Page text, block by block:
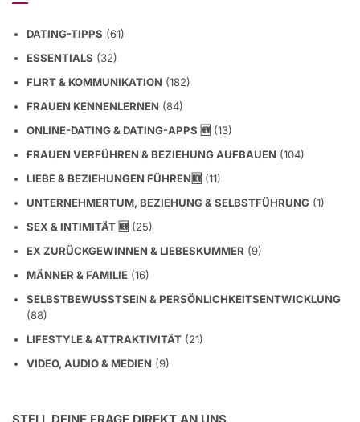
DATING-TIPPS (61)
ESSENTIALS (32)
FLIRT & KOMMUNIKATION (182)
FRAUEN KENNENLERNEN (84)
ONLINE-DATING & DATING-APPS 🆕 (13)
FRAUEN VERFÜHREN & BEZIEHUNG AUFBAUEN (104)
LIEBE & BEZIEHUNGEN FÜHREN🆕 (11)
UNTERNEHMERTUM, BEZIEHUNG & SELBSTFÜHRUNG (1)
SEX & INTIMITÄT 🆕 (25)
EX ZURÜCKGEWINNEN & LIEBESKUMMER (9)
MÄNNER & FAMILIE (16)
SELBSTBEWUSSTSEIN & PERSÖNLICHKEITSENTWICKLUNG
(88)
LIFESTYLE & ATTRAKTIVITÄT (21)
VIDEO, AUDIO & MEDIEN (9)